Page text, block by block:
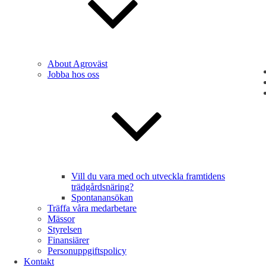
About Agroväst
Jobba hos oss
Vill du vara med och utveckla framtidens
trädgårdsnäring?
Spontanansökan
Träffa våra medarbetare
Mässor
Styrelsen
Finansiärer
Personuppgiftspolicy
Kontakt